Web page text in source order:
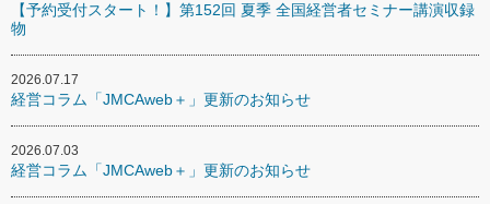
【予約受付スタート！】第152回 夏季 全国経営者セミナー講演収録
物
2026.07.17
経営コラム「JMCAweb＋」更新のお知らせ
2026.07.03
経営コラム「JMCAweb＋」更新のお知らせ